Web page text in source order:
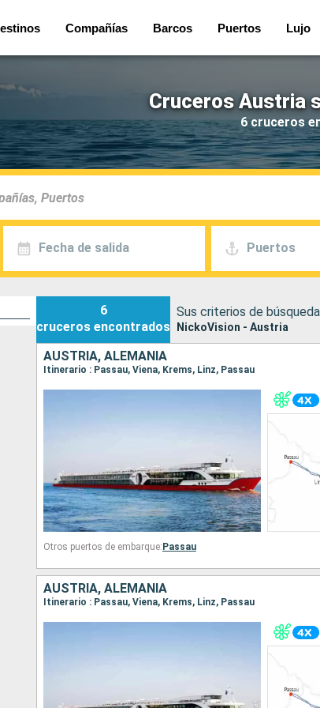
Compañías Barcos Puertos Lujo
Cruceros Austria
6 cruceros
Fecha de salida Puertos
6
cruceros encontrados
Sus criterios de
NickoVision - Austria
AUSTRIA, ALEMANIA
Itinerario : Passau, Viena, Krems, Linz, Passau
Otros puertos de embarque: Passau
AUSTRIA, ALEMANIA
Itinerario : Passau, Viena, Krems, Linz, Passau